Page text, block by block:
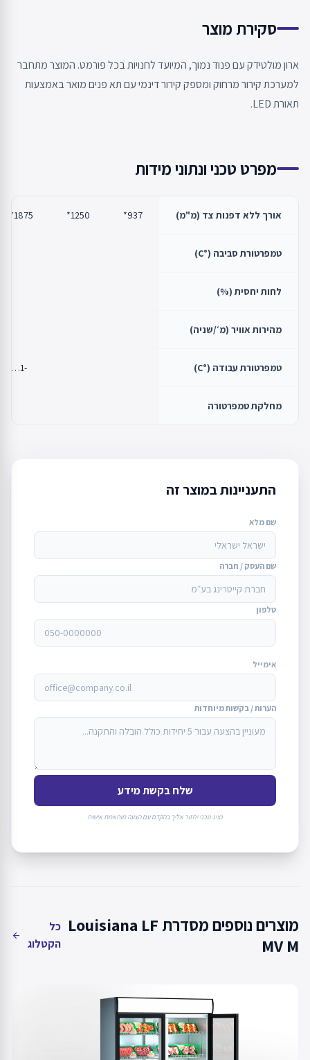
סקירת מוצר
ארון מולטידק עם פנוד נמוך, המיועד לחנויות בכל פורמט. המוצר מתחבר
למערכת קירור מרחוק ומספק קירור דינמי עם תא פנים מואר באמצעות
תאורת LED.
מפרט טכני ונתוני מידות
אורך ללא דפנות צד (מ"מ) 937*
1250*
1875*
טמפרטורת סביבה (°C)
לחות יחסית (%)
מהירות אוויר (מ׳/שניה)
טמפרטורת עבודה (°C) -1…+1/0…+2/+2…+4/+4…+6
מחלקת טמפרטורה
התעניינות במוצר זה
שם מלא
שם העסק / חברה
טלפון
אימייל
הערות / בקשות מיוחדות
שלח בקשת מידע
נציג טכני יחזור אליך בהקדם עם הצעה מותאמת אישית
מוצרים נוספים מסדרת Louisiana LF
MV M
כל
הקטלוג
arrow_back